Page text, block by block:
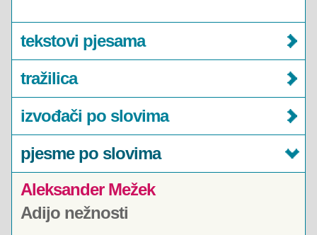
tekstovi pjesama
tražilica
izvođači po slovima
pjesme po slovima
Aleksander Mežek
Adijo nežnosti